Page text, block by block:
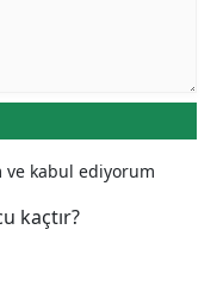
ve kabul ediyorum
kaçtır?